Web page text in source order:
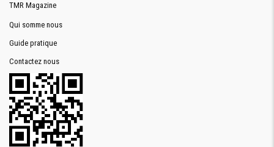
TMR Magazine
Qui somme nous
Guide pratique
Contactez nous